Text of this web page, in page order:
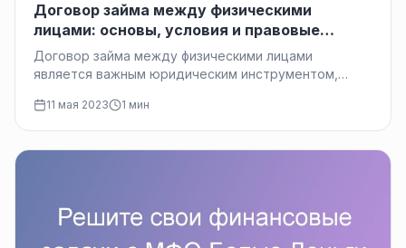
Договор займа между физическими
лицами: основы, условия и правовые
аспекты
Договор займа между физическими лицами
является важным юридическим инструментом,
жизни. Он позволяет одному…
11 мая 2023 1 мин